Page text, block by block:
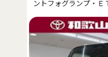
ントフォグランプ・